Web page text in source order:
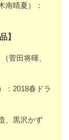
南晴夏）：
】
菅田将暉、
：2018春ドラ
、黒沢かず